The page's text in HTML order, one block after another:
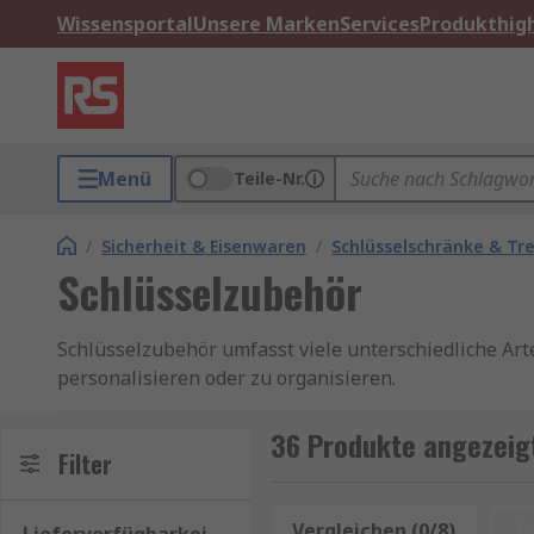
WissensportalUnsere MarkenServices
Menü Teile-Nr.
/ Sicherheit & Eisenwaren / Schlüsselschränke &
Schlüsselzubehör
Schlüsselzubehör umfasst viele unterschiedliche
personalisieren oder zu organisieren.
Arten von Schlüsselzubehör:
Sie sind nützlich, da Sie daran mehrere
Filter 36 Produkte